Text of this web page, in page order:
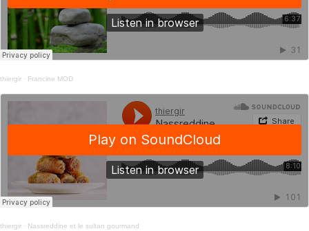
thiergir · Francine MOD
thiergir · Nassreddine et le sultan gourmand